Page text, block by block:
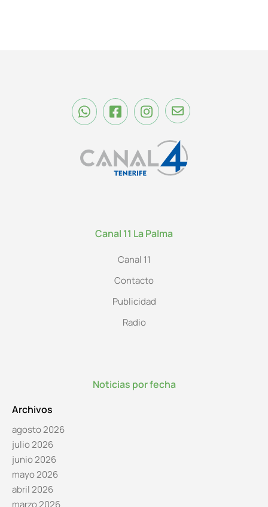
Canal 11 La Palma
Canal 11
Contacto
Publicidad
Radio
Noticias por fecha
Archivos
agosto 2026
julio 2026
junio 2026
mayo 2026
abril 2026
marzo 2026